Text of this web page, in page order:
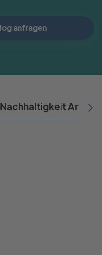
anfragen
Nachhaltigkeit Artikel